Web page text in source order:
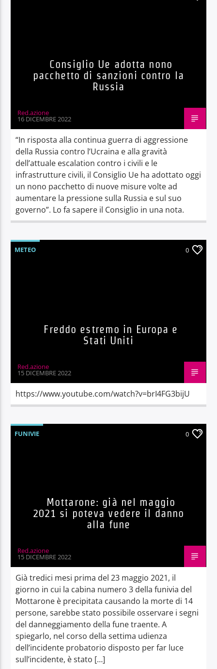
Consiglio Ue adotta nono
pacchetto di sanzioni contro la
Russia
Red.azione
16 DICEMBRE 2022
“In risposta alla continua guerra di aggressione
della Russia contro l’Ucraina e alla gravità
dell’attuale escalation contro i civili e le
infrastrutture civili, il Consiglio Ue ha adottato oggi
un nono pacchetto di nuove misure volte ad
aumentare la pressione sulla Russia e sul suo
governo”. Lo fa sapere il Consiglio in una nota.
METEO 0
Freddo estremo in Europa e
Stati Uniti
Red.azione
15 DICEMBRE 2022
https://www.youtube.com/watch?v=brI4FG3bijU
FUNIVIE 0
Mottarone: già nel maggio
2021 si poteva vedere il danno
alla fune
Red.azione
15 DICEMBRE 2022
Già tredici mesi prima del 23 maggio 2021, il
giorno in cui la cabina numero 3 della funivia del
Mottarone è precipitata causando la morte di 14
persone, sarebbe stato possibile osservare i segni
del danneggiamento della fune traente. A
spiegarlo, nel corso della settima udienza
dell’incidente probatorio disposto per far luce
sull’incidente, è stato […]